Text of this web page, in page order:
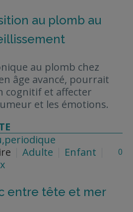
au plomb au
au plomb chez
âge avancé, pourrait
cognitif et affecter
et les émotions.
0
Adulte
Enfant
entre tête et mer